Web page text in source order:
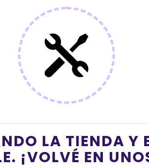
LA TIENDA Y
¡VOLVÉ EN